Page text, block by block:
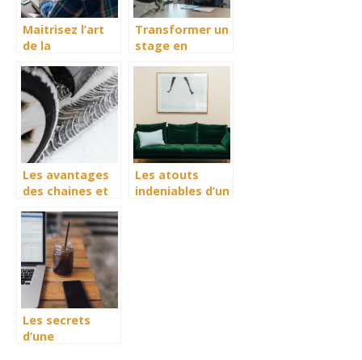
Maitrisez l’art
de la
LinkedIn :
strategies et
conseils
pratiques
Transformer un
stage en
une opportunite
unique
Les avantages
des chaines et
pour la neige :
une solution
indispensable
en hiver
Les atouts
indeniables d’un
Les secrets
d’une